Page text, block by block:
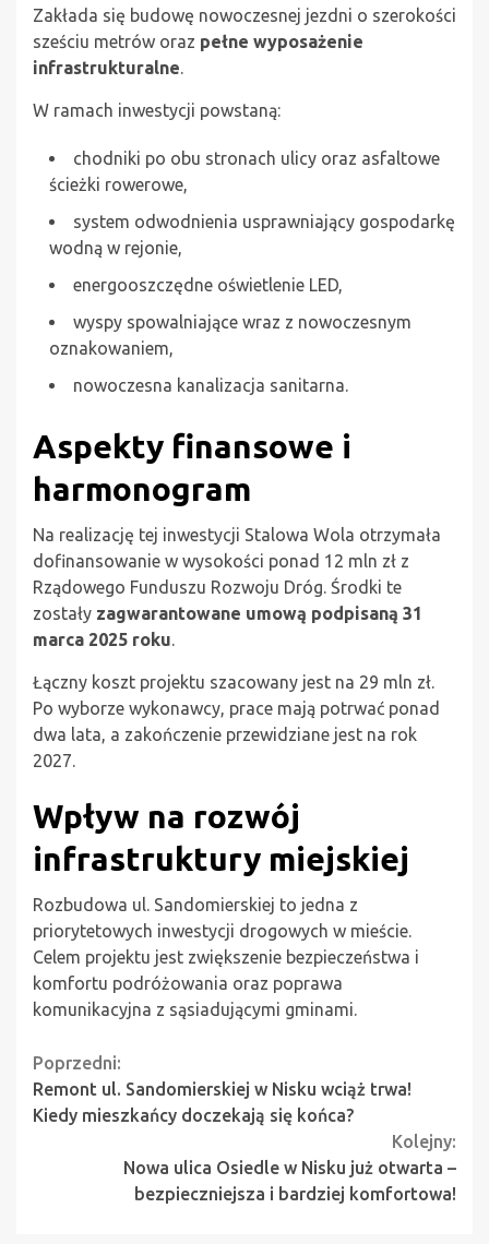
Zakłada się budowę nowoczesnej jezdni o szerokości
sześciu metrów oraz pełne wyposażenie
infrastrukturalne.
W ramach inwestycji powstaną:
chodniki po obu stronach ulicy oraz asfaltowe
ścieżki rowerowe,
system odwodnienia usprawniający gospodarkę
wodną w rejonie,
energooszczędne oświetlenie LED,
wyspy spowalniające wraz z nowoczesnym
oznakowaniem,
nowoczesna kanalizacja sanitarna.
Aspekty finansowe i
harmonogram
Na realizację tej inwestycji Stalowa Wola otrzymała
dofinansowanie w wysokości ponad 12 mln zł z
Rządowego Funduszu Rozwoju Dróg. Środki te
zostały zagwarantowane umową podpisaną 31
marca 2025 roku.
Łączny koszt projektu szacowany jest na 29 mln zł.
Po wyborze wykonawcy, prace mają potrwać ponad
dwa lata, a zakończenie przewidziane jest na rok
2027.
Wpływ na rozwój
infrastruktury miejskiej
Rozbudowa ul. Sandomierskiej to jedna z
priorytetowych inwestycji drogowych w mieście.
Celem projektu jest zwiększenie bezpieczeństwa i
komfortu podróżowania oraz poprawa
komunikacyjna z sąsiadującymi gminami.
Continue
Reading
Poprzedni:
Remont ul. Sandomierskiej w Nisku wciąż trwa!
Kiedy mieszkańcy doczekają się końca?
Kolejny:
Nowa ulica Osiedle w Nisku już otwarta –
bezpieczniejsza i bardziej komfortowa!